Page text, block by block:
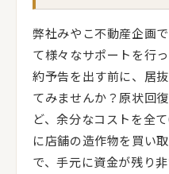
弊社みやこ不動産企画
て様々なサポートを行
約予告を出す前に、居
てみませんか？原状回
ど、余分なコストを全
に店舗の造作物を買い
で、手元に資金が残り